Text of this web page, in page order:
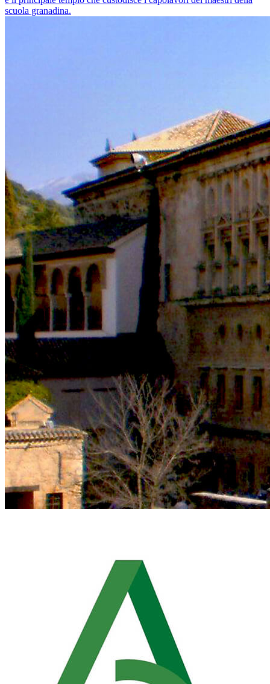
scuola granadina.